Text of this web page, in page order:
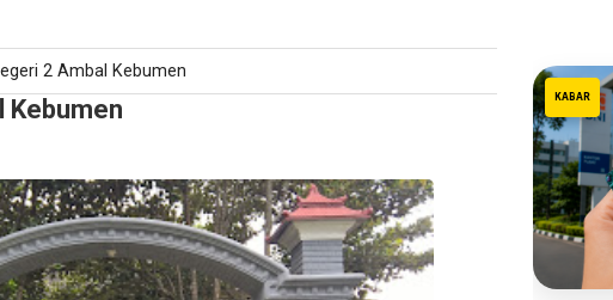
2 Ambal Kebumen
Kebumen KABAR